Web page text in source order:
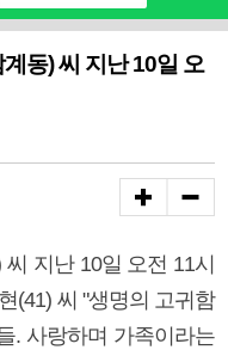
동) 씨 지난 10일 오
지난 10일 오전 11시
(41) 씨 "생명의 고귀함
. 사랑하며 가족이라는